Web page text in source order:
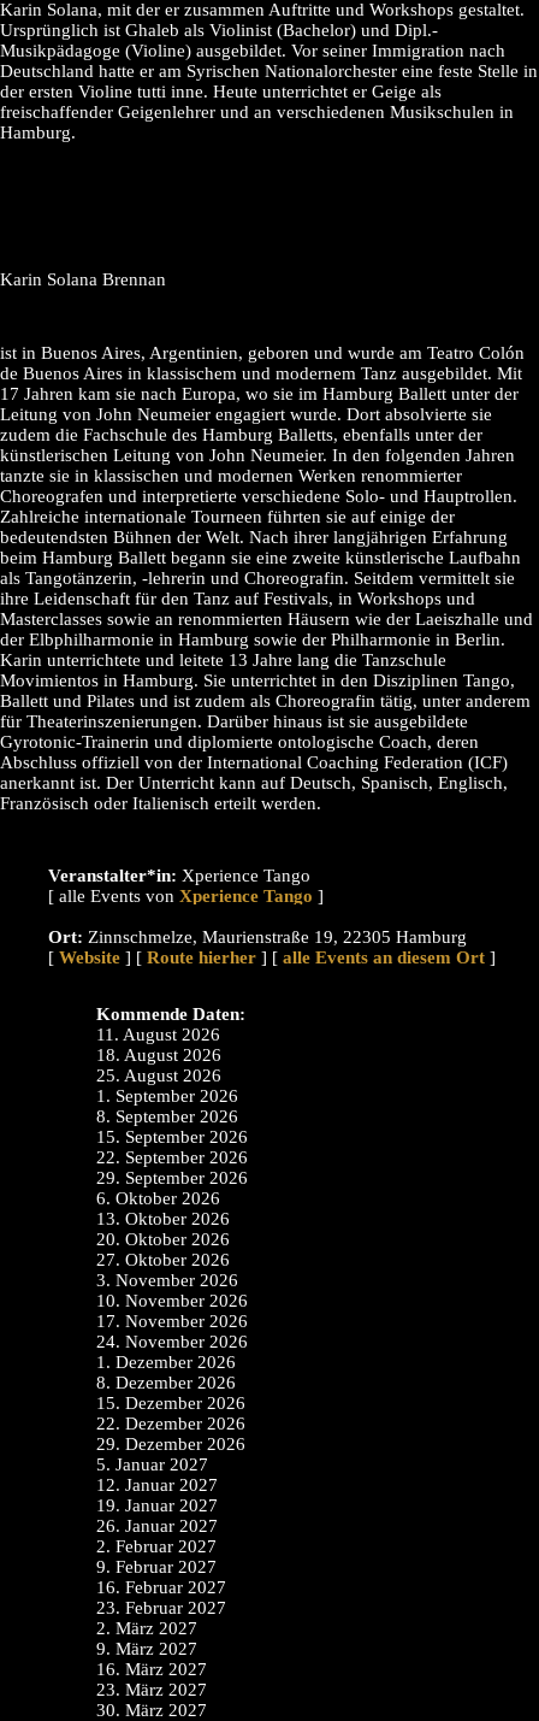
Karin Solana, mit der er zusammen Auftritte und Workshops gestaltet.
Ursprünglich ist Ghaleb als Violinist (Bachelor) und Dipl.-
Musikpädagoge (Violine) ausgebildet. Vor seiner Immigration nach
Deutschland hatte er am Syrischen Nationalorchester eine feste Stelle in
der ersten Violine tutti inne. Heute unterrichtet er Geige als
freischaffender Geigenlehrer und an verschiedenen Musikschulen in
Hamburg.
Karin Solana Brennan
ist in Buenos Aires, Argentinien, geboren und wurde am Teatro Colón
de Buenos Aires in klassischem und modernem Tanz ausgebildet. Mit
17 Jahren kam sie nach Europa, wo sie im Hamburg Ballett unter der
Leitung von John Neumeier engagiert wurde. Dort absolvierte sie
zudem die Fachschule des Hamburg Balletts, ebenfalls unter der
künstlerischen Leitung von John Neumeier. In den folgenden Jahren
tanzte sie in klassischen und modernen Werken renommierter
Choreografen und interpretierte verschiedene Solo- und Hauptrollen.
Zahlreiche internationale Tourneen führten sie auf einige der
bedeutendsten Bühnen der Welt. Nach ihrer langjährigen Erfahrung
beim Hamburg Ballett begann sie eine zweite künstlerische Laufbahn
als Tangotänzerin, -lehrerin und Choreografin. Seitdem vermittelt sie
ihre Leidenschaft für den Tanz auf Festivals, in Workshops und
Masterclasses sowie an renommierten Häusern wie der Laeiszhalle und
der Elbphilharmonie in Hamburg sowie der Philharmonie in Berlin.
Karin unterrichtete und leitete 13 Jahre lang die Tanzschule
Movimientos in Hamburg. Sie unterrichtet in den Disziplinen Tango,
Ballett und Pilates und ist zudem als Choreografin tätig, unter anderem
für Theaterinszenierungen. Darüber hinaus ist sie ausgebildete
Gyrotonic-Trainerin und diplomierte ontologische Coach, deren
Abschluss offiziell von der International Coaching Federation (ICF)
anerkannt ist. Der Unterricht kann auf Deutsch, Spanisch, Englisch,
Französisch oder Italienisch erteilt werden.
Veranstalter*in: Xperience Tango
[ alle Events von
]
Ort: Zinnschmelze, Maurienstraße 19, 22305 Hamburg
[ Website ] [ Route hierher ] [ alle Events an diesem Ort ]
Kommende Daten:
11. August 2026
18. August 2026
25. August 2026
1. September 2026
8. September 2026
15. September 2026
22. September 2026
29. September 2026
6. Oktober 2026
13. Oktober 2026
20. Oktober 2026
27. Oktober 2026
3. November 2026
10. November 2026
17. November 2026
24. November 2026
1. Dezember 2026
8. Dezember 2026
15. Dezember 2026
22. Dezember 2026
29. Dezember 2026
5. Januar 2027
12. Januar 2027
19. Januar 2027
26. Januar 2027
2. Februar 2027
9. Februar 2027
16. Februar 2027
23. Februar 2027
2. März 2027
9. März 2027
16. März 2027
23. März 2027
30. März 2027